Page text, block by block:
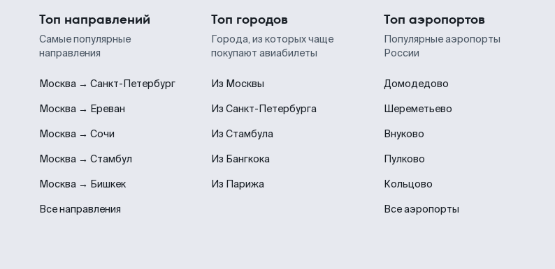
Топ направлений
Самые популярные
направления
Москва → Санкт-Петербург
Москва → Ереван
Москва → Сочи
Москва → Стамбул
Москва → Бишкек
Все направления
Топ городов
Города, из которых чаще
покупают авиабилеты
Из Москвы
Из Санкт-Петербурга
Из Стамбула
Из Бангкока
Из Парижа
Топ аэропортов
Популярные аэропорты
России
Домодедово
Шереметьево
Внуково
Пулково
Кольцово
Все аэропорты